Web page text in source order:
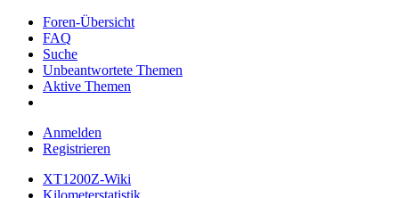
Foren-Übersicht
FAQ
Suche
Unbeantwortete Themen
Aktive Themen
Anmelden
Registrieren
XT1200Z-Wiki
Kilometerstatistik